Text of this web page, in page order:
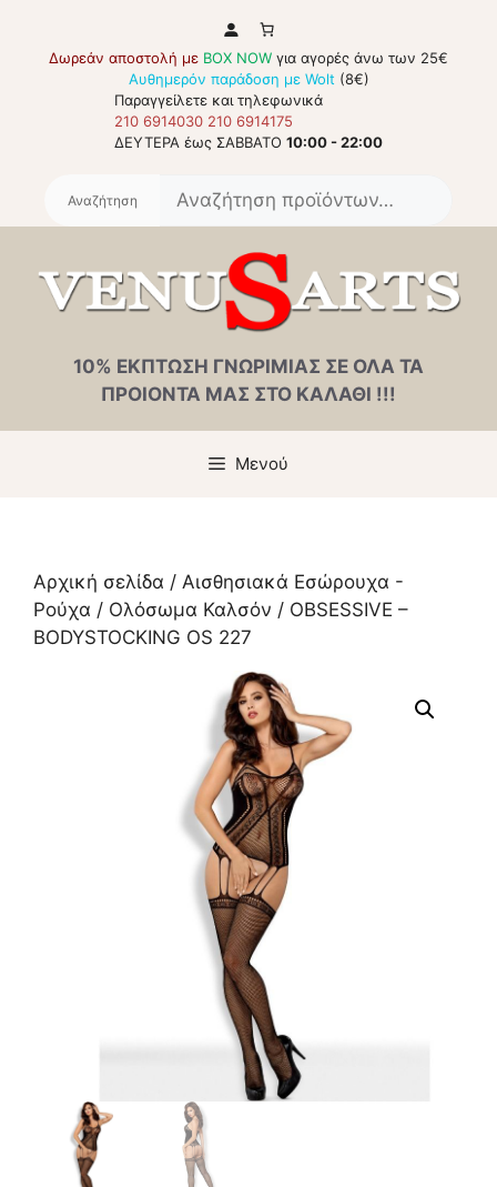
περιεχόμενο
Δωρεάν αποστολή με BOX NOW για αγορές άνω των 25€
Αυθημερόν παράδοση με Wolt (8€)
Παραγγείλετε και τηλεφωνικά
210 6914030 210 6914175
ΔΕΥΤΕΡΑ έως ΣΑΒΒΑΤΟ 10:00 - 22:00
10% ΕΚΠΤΩΣΗ ΓΝΩΡΙΜΙΑΣ ΣΕ ΟΛΑ ΤΑ
ΠΡΟΙΟΝΤΑ ΜΑΣ ΣΤΟ ΚΑΛΑΘΙ !!!
Μενού
Αρχική σελίδα / Αισθησιακά Εσώρουχα -
Ρούχα / Ολόσωμα Καλσόν / OBSESSIVE –
BODYSTOCKING OS 227